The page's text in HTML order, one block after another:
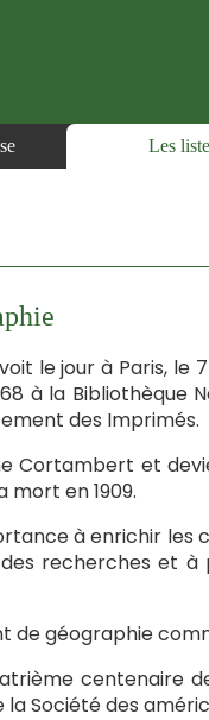
Les
le jour à Paris, le
à la
des Imprimés.
Cortambert et
mort en 1909.
à enrichir les
recherches et
de géographie
centenaire
Société des